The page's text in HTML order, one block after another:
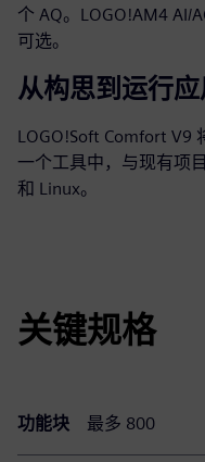
个 AQ。LOGO!AM4 AI/
可选。
从构思到运行
LOGO!Soft Comfort V9
一个工具中，与现有项
和 Linux。
关键规格
功能块 最多 800